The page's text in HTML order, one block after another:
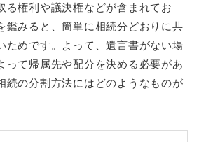
る権利や議決権などが含まれてお
鑑みると、簡単に相続分どおりに共
ためです。よって、遺言書がない場
って帰属先や配分を決める必要があ
続の分割方法にはどのようなものが